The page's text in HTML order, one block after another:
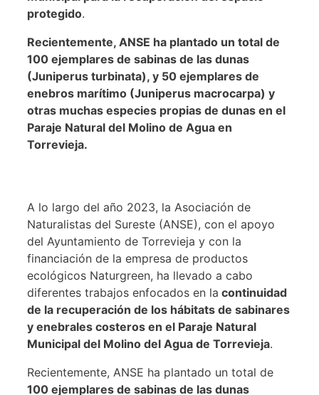
protegido.
Recientemente, ANSE ha plantado un total de
100 ejemplares de sabinas de las dunas
(Juniperus turbinata), y 50 ejemplares de
enebros marítimo (Juniperus macrocarpa) y
otras muchas especies propias de dunas en el
Paraje Natural del Molino de Agua en
Torrevieja.
A lo largo del año 2023, la Asociación de
Naturalistas del Sureste (ANSE), con el apoyo
del Ayuntamiento de Torrevieja y con la
financiación de la empresa de productos
ecológicos Naturgreen, ha llevado a cabo
diferentes trabajos enfocados en la continuidad
de la recuperación de los hábitats de sabinares
y enebrales costeros en el Paraje Natural
Municipal del Molino del Agua de Torrevieja.
Recientemente, ANSE ha plantado un total de
100 ejemplares de sabinas de las dunas